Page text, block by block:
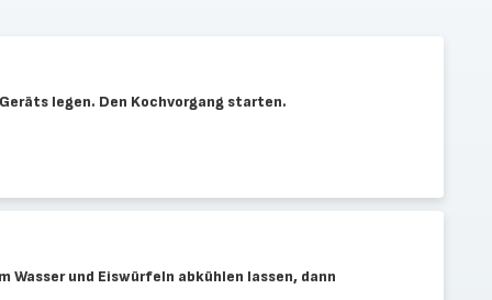
legen. Den Kochvorgang starten.
Wasser und Eiswürfeln abkühlen lassen, dann